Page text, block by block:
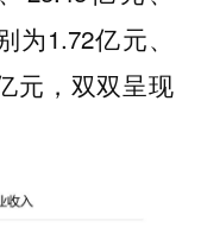
1.72亿元、
元，双双呈现